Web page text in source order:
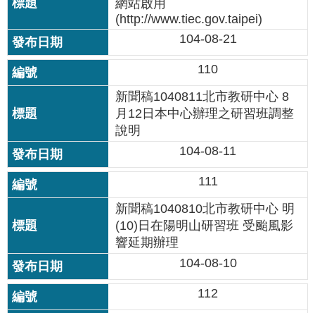
統
常
見
問
答
台
通
雙
詞
彙
隱
私
權
網站啟用
(http://www.tiec.gov.taipei)
104-08-21
110
新聞稿1040811北市教研中心 8
月12日本中心辦理之研習班調整
說明
104-08-11
111
新聞稿1040810北市教研中心 明
(10)日在陽明山研習班 受颱風影
響延期辦理
104-08-10
112